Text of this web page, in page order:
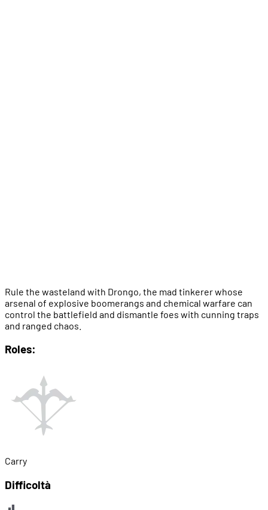
Rule the wasteland with Drongo, the mad tinkerer whose
arsenal of explosive boomerangs and chemical warfare can
control the battlefield and dismantle foes with cunning traps
and ranged chaos.
Roles:
Carry
Difficoltà